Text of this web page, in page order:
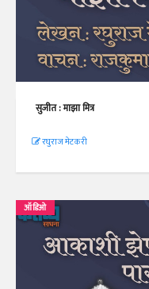
सुजीत : माझा मित्र
रघुराज मेटकरी
ऑडिओ